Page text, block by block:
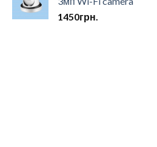
1450грн.